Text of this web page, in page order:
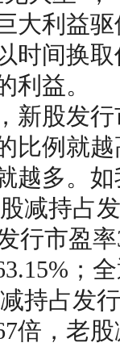
大利益
时间换
利益。
股发行
比例就
越多。
减持占
行市盈
；
持占发
倍，老